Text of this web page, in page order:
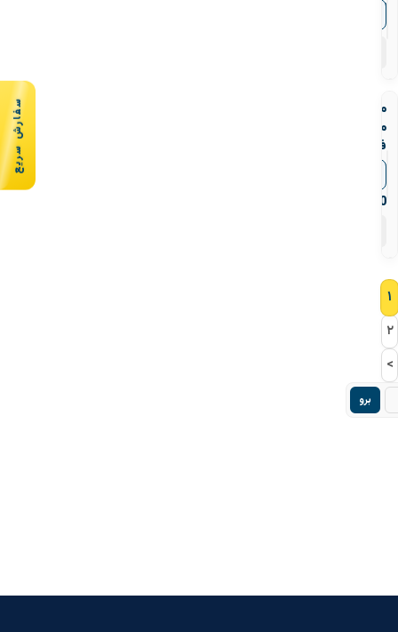
پیاده
فولادی
مهره
ماسوره
فولادی
جوشی
کلاس
3000
۱
۲
>
برو
سفارش سریع